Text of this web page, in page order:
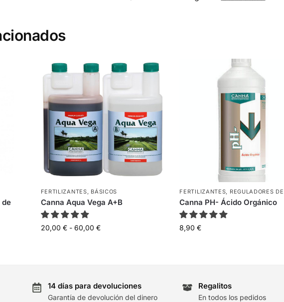
de
FERTILIZANTES, BÁSICOS
Canna Aqua Vega A+B
20,00 € - 60,00 €
FERTILIZANTES, REGULADORES
Canna PH- Ácido Orgánico
8,90€
14 días para devoluciones
Garantía de devolución del dinero
Regalitos
En todos los pedidos